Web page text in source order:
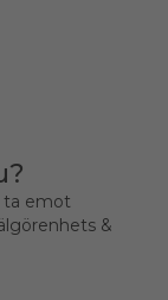
ta emot
&